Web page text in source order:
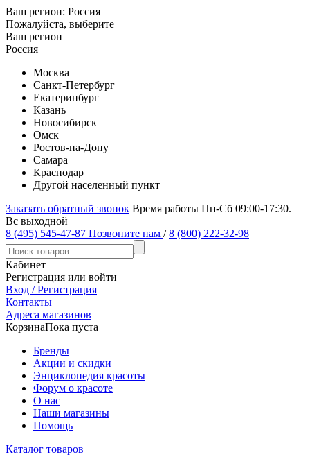
Ваш регион: Россия
Пожалуйста, выберите
Ваш регион
Россия
Москва
Санкт-Петербург
Екатеринбург
Казань
Новосибирск
Омск
Ростов-на-Дону
Самара
Краснодар
Другой населенный пункт
Заказать обратный звонок Время работы Пн-Сб 09:00-17:30.
Вс выходной
8 (495) 545-47-87 Позвоните нам / 8 (800) 222-32-98
Кабинет
Регистрация или войти
Вход / Регистрация
Контакты
Адреса магазинов
КорзинаПока пуста
Бренды
Акции и скидки
Энциклопедия красоты
Форум о красоте
О нас
Наши магазины
Помощь
Каталог товаров